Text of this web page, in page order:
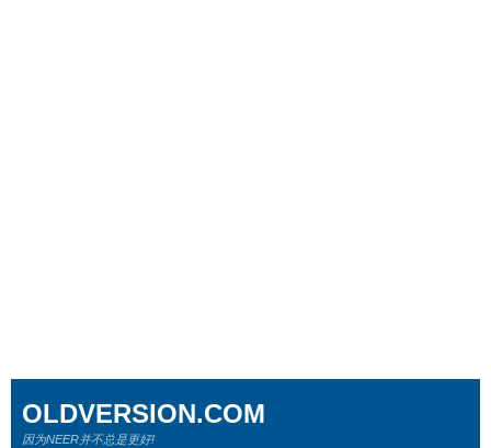
OLDVERSION.COM
因为NEER并不总是更好!